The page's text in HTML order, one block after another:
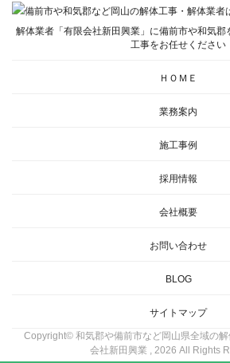
解体業者「有限会社新田興業」に備前市や和気
工事をお任せください
ＨＯＭＥ
業務案内
施工事例
採用情報
会社概要
お問い合わせ
BLOG
サイトマップ
Copyright© 和気郡や備前市など岡山県全域の
会社新田興業 , 2026 All Rights